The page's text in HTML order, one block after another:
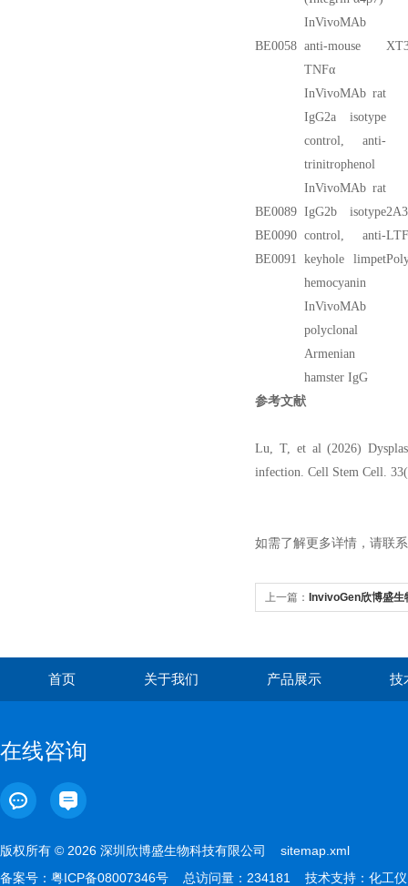
BE0058
InVivoMAb
anti-mouse
TNFα
BE0089
BE0090
BE0091
InVivoMAb rat
IgG2a isotype
control, anti-
trinitrophenol
InVivoMAb rat
IgG2b isotype
control, anti-
keyhole limpet
hemocyanin
InVivoMAb
polyclonal
Armenian
hamster IgG
2A3
参考文献
Lu, T, et al (2026)
infection. Cell Stem Cell.
如需了解更多详情，请联
上一篇： InvivoGen欣博盛
首页 关于我们 产品展示 技
在线咨询
版权所有 © 2026 深圳欣博盛生物科技有限公司 sitemap.xml
备案号： 粤ICP备08007346号 总访问量：234181 技术支持： 化工仪